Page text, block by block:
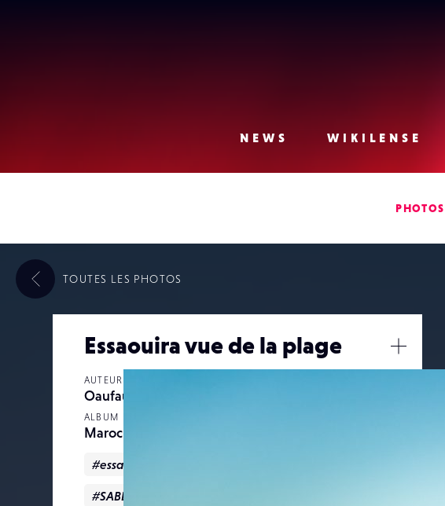
NEWS
WIKILENSE
PHOTOS
Essaouira vue de la plage
AUTEUR
Oaufauvre
ALBUM
Maroc
#essaouira
#SABLE
/
TOUTES LES PHOTOS